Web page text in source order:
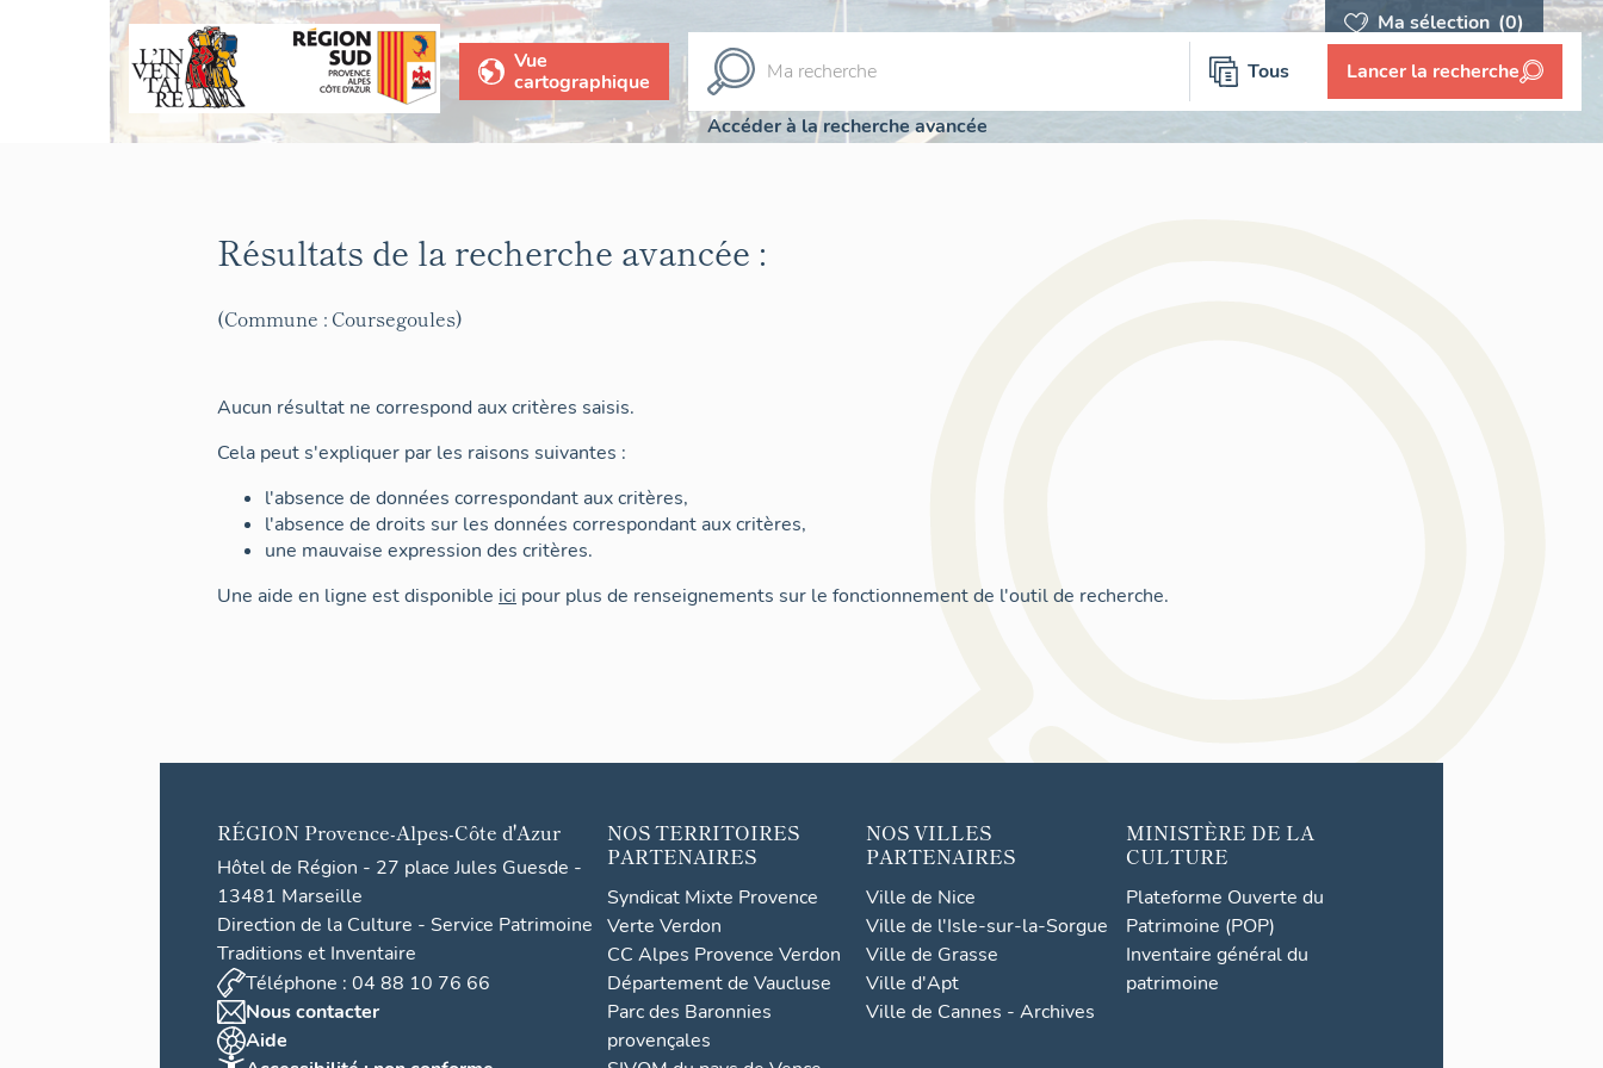
Ma sélection (0)
Vue
cartographique
Tous Lancer la recherche
Accéder à la recherche avancée
Résultats de la recherche avancée :
(Commune : Coursegoules)
Aucun résultat ne correspond aux critères saisis.
Cela peut s'expliquer par les raisons suivantes :
l'absence de données correspondant aux critères,
l'absence de droits sur les données correspondant aux critères,
une mauvaise expression des critères.
Une aide en ligne est disponible ici pour plus de renseignements sur le fonctionnement de l'outil de recherche.
RÉGION Provence-Alpes-Côte d'Azur
Hôtel de Région - 27 place Jules Guesde -
13481 Marseille
Direction de la Culture - Service Patrimoine
Traditions et Inventaire
Téléphone : 04 88 10 76 66
Nous contacter
Aide
NOS TERRITOIRES
PARTENAIRES
Syndicat Mixte Provence
Verte Verdon
CC Alpes Provence Verdon
Département de Vaucluse
Parc des Baronnies
provençales
NOS VILLES
PARTENAIRES
Ville de Nice
Ville de l'Isle-sur-la-Sorgue
Ville de Grasse
Ville d'Apt
Ville de Cannes - Archives
MINISTÈRE DE LA
CULTURE
Plateforme Ouverte du
Patrimoine (POP)
Inventaire général du
patrimoine